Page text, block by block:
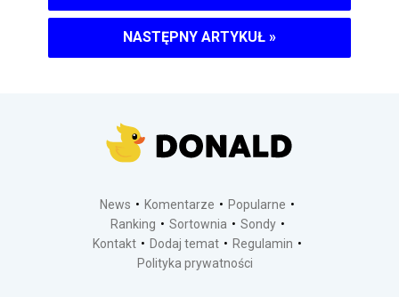
NASTĘPNY ARTYKUŁ »
News Komentarze
Popularne
Ranking
Sortownia
Sondy
Kontakt
Dodaj temat
Regulamin
Polityka prywatności